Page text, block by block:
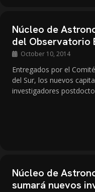
Núcleo de
del Observatorio
October 10, 2014
Entregados por el
del Sur, los nuevos
investigadores
Núcleo de
sumará nuevos